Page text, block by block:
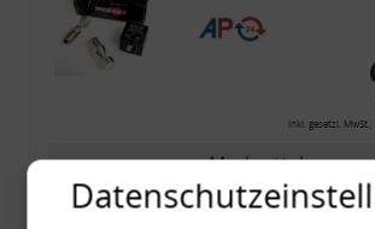
CF 14
inkl. gesetzl. MwSt.,
Merkzettel
Zum Artikel